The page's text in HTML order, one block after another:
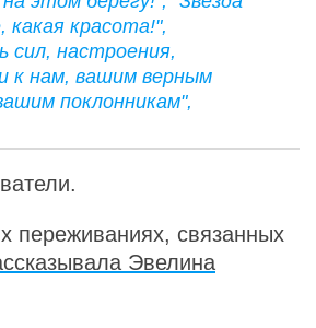
какая красота!",
сил, настроения,
к нам, вашим верным
поклонникам",
переживаниях, связанных
Эвелина